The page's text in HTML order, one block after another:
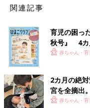
『ひよこクラブ』ひよこ
（https://
育児が大変なときも「笑
ています!!
Twitter@uchinokoto
※この記事は「たまひよ
す。
関連記事
育児の困っ
秋号』 4カ
いっぱい！
赤ちゃん・育
2カ月の絶
宮を全摘出
【極低出生
赤ちゃん・育